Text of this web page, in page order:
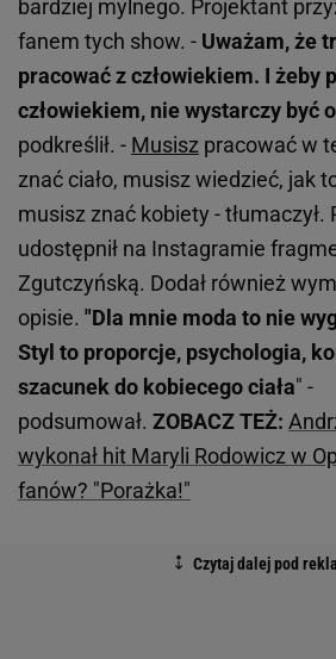
bardziej mylnego. Projektant
fanem tych show. - Uważam, że
pracować z człowiekiem. I żeby
człowiekiem, nie wystarczy być
podkreślił. - Musisz pracować w
znać ciało, musisz wiedzieć, jak
musisz znać kobiety - tłumaczył.
udostępnił na Instagramie
Zgutczyńską. Dodał również
opisie. "Dla mnie moda to nie
Styl to proporcje, psychologia,
szacunek do kobiecego ciała" -
podsumował. ZOBACZ TEŻ:
wykonał hit Maryli Rodowicz w
fanów? "Porażka!"